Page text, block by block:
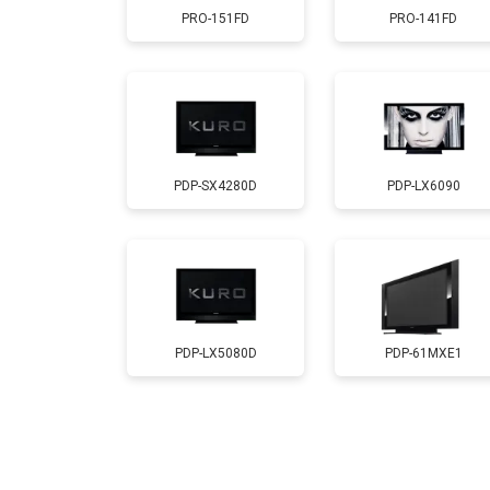
Замена лампы подсветки
Ремонт блока управления
Замена блока питания
Замена матрицы
Прошивка
PRO-151FD PRO-141FD
PDP-SX4280D PDP-LX6090
PDP-LX5080D PDP-61MXE1